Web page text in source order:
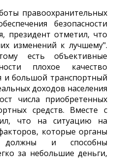
правоохранительных
безопасности
президент отметил, что
изменений к лучшему".
есть объективные
плохое качество
и большой транспортный
доходов населения
числа приобретенных
средств. Вместе с
что на ситуацию на
которые органы
должны и способны
за небольшие деньги,